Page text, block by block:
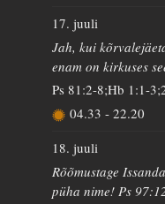
17. juuli
Jah, kui
enam on kirkuses
Ps 81:2-8;Hb 1:1-
04.33 - 22.20
18. juuli
Rõõmustage
püha nime! Ps